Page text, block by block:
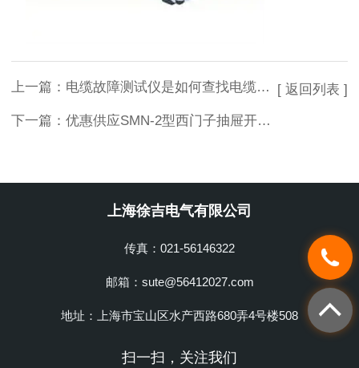
上一篇： 电缆故障测试仪是如何查找电缆走向和估测电缆埋设深度
下一篇： 优惠供应SMN-2型西门子抽屉开关柜触点压力检测仪
[ 返回列表 ]
上海徐吉电气有限公司
传真：021-56146322
邮箱：sute@56412027.com
地址：上海市宝山区水产西路680弄4号楼508
扫一扫，关注我们